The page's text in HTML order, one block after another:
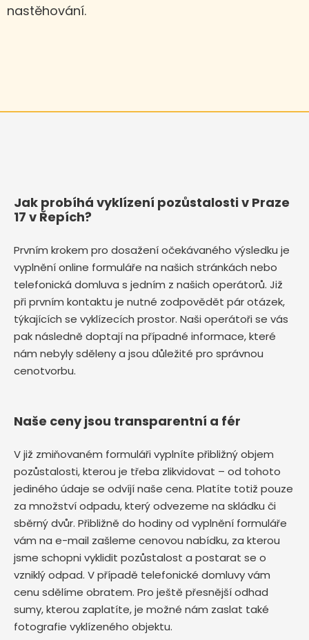
nastěhování.
Jak probíhá vyklízení pozůstalosti v Praze
17 v Řepích?
Prvním krokem pro dosažení očekávaného výsledku je
vyplnění online formuláře na našich stránkách nebo
telefonická domluva s jedním z našich operátorů. Již
při prvním kontaktu je nutné zodpovědět pár otázek,
týkajících se vyklízecích prostor. Naši operátoři se vás
pak následně doptají na případné informace, které
nám nebyly sděleny a jsou důležité pro správnou
cenotvorbu.
Naše ceny jsou transparentní a fér
V již zmiňovaném formuláři vyplníte přibližný objem
pozůstalosti, kterou je třeba zlikvidovat – od tohoto
jediného údaje se odvíjí naše cena. Platíte totiž pouze
za množství odpadu, který odvezeme na skládku či
sběrný dvůr. Přibližně do hodiny od vyplnění formuláře
vám na e-mail zašleme cenovou nabídku, za kterou
jsme schopni vyklidit pozůstalost a postarat se o
vzniklý odpad. V případě telefonické domluvy vám
cenu sdělíme obratem. Pro ještě přesnější odhad
sumy, kterou zaplatíte, je možné nám zaslat také
fotografie vyklízeného objektu.